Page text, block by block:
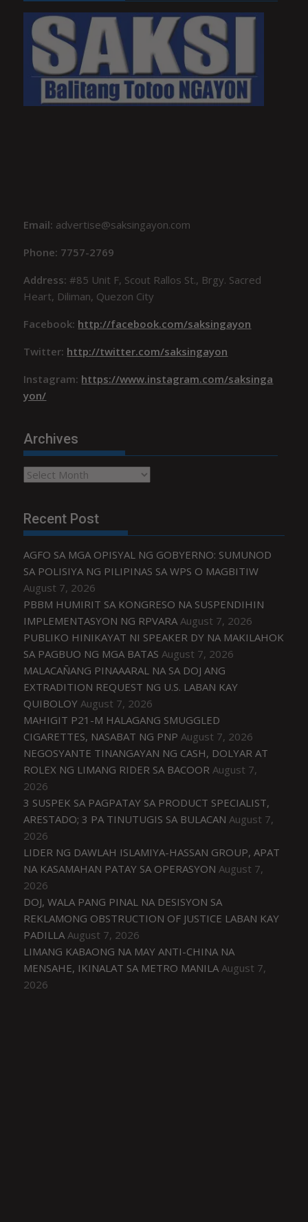
Email: advertise@saksingayon.com
Phone: 7757-2769
Address:#85 Unit F, Scout Rallos St., Brgy. Sacred
Heart, Diliman, Quezon City
Facebook: http://facebook.com/saksingayon
Twitter: http://twitter.com/saksingayon
Instagram: https://www.instagram.com/saksinga
yon/
Archives
Archives
Recent Post
AGFO SA MGA OPISYAL NG GOBYERNO: SUMUNOD
SA POLISIYA NG PILIPINAS SA WPS O MAGBITIW
August 7, 2026
PBBM HUMIRIT SA KONGRESO NA SUSPENDIHIN
IMPLEMENTASYON NG RPVARA August 7, 2026
PUBLIKO HINIKAYAT NI SPEAKER DY NA MAKILAHOK
SA PAGBUO NG MGA BATAS August 7, 2026
MALACAÑANG PINAAARAL NA SA DOJ ANG
EXTRADITION REQUEST NG U.S. LABAN KAY
QUIBOLOY August 7, 2026
MAHIGIT P21-M HALAGANG SMUGGLED
CIGARETTES, NASABAT NG PNP August 7, 2026
NEGOSYANTE TINANGAYAN NG CASH, DOLYAR AT
ROLEX NG LIMANG RIDER SA BACOOR August 7,
2026
3 SUSPEK SA PAGPATAY SA PRODUCT SPECIALIST,
ARESTADO; 3 PA TINUTUGIS SA BULACAN August 7,
2026
LIDER NG DAWLAH ISLAMIYA-HASSAN GROUP, APAT
NA KASAMAHAN PATAY SA OPERASYON August 7,
2026
DOJ, WALA PANG PINAL NA DESISYON SA
REKLAMONG OBSTRUCTION OF JUSTICE LABAN KAY
PADILLA August 7, 2026
LIMANG KABAONG NA MAY ANTI-CHINA NA
MENSAHE, IKINALAT SA METRO MANILA August 7,
2026